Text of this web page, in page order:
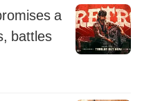
a
battles